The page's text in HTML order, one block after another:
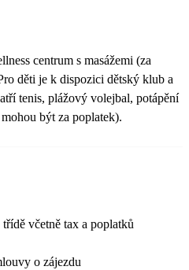
centrum s masážemi (za
děti je k dispozici dětský klub a
tenis, plážový volejbal, potápění
být za poplatek).
včetně tax a poplatků
o zájezdu